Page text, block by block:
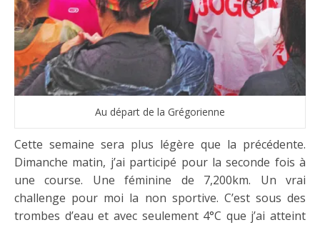
Au départ de la Grégorienne
Cette semaine sera plus légère que la précédente.
Dimanche matin, j’ai participé pour la seconde fois à
une course. Une féminine de 7,200km. Un vrai
challenge pour moi la non sportive. C’est sous des
trombes d’eau et avec seulement 4°C que j’ai atteint